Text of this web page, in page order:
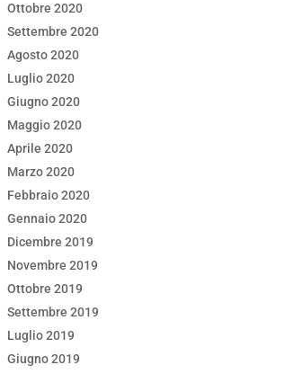
Ottobre 2020
Settembre 2020
Agosto 2020
Luglio 2020
Giugno 2020
Maggio 2020
Aprile 2020
Marzo 2020
Febbraio 2020
Gennaio 2020
Dicembre 2019
Novembre 2019
Ottobre 2019
Settembre 2019
Luglio 2019
Giugno 2019